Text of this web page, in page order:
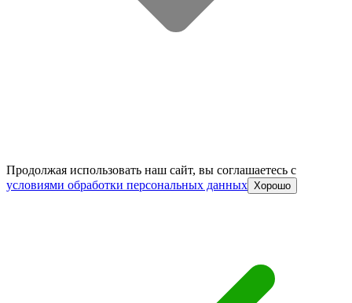
Продолжая использовать наш сайт, вы соглашаетесь c
условиями обработки персональных данных Хорошо